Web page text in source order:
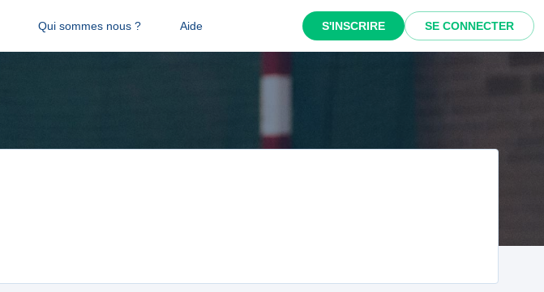
Qui sommes nous ? Aide S'INSCRIRE SE CONNECTER